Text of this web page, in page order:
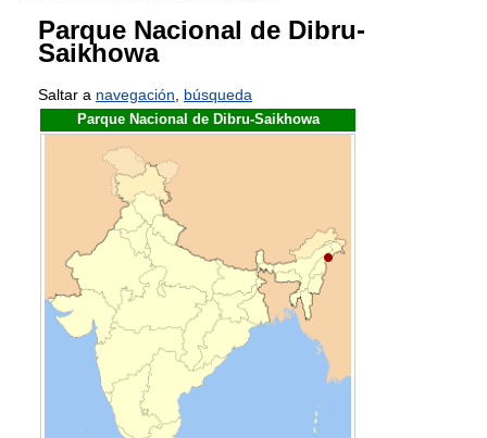
Parque Nacional de Dibru-
Saikhowa
Saltar a navegación búsqueda
Parque Nacional de Dibru-Saikhowa